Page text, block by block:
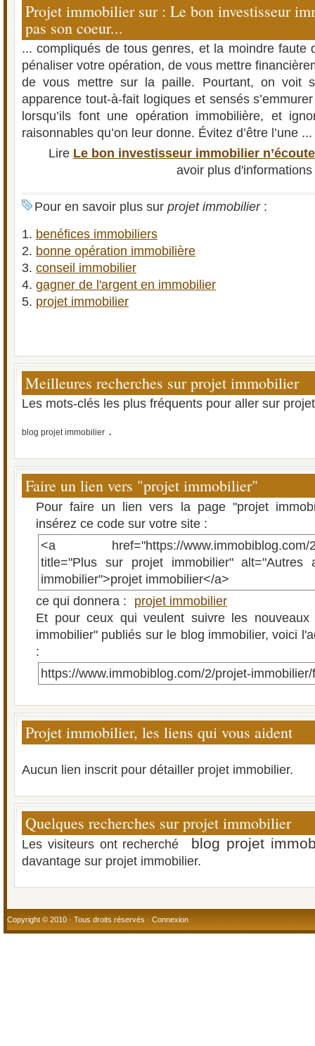
Projet immobilier sur : Le bon investisseur
pas son coeur...
... compliqués de tous genres, et la moindre faute
pénaliser votre opération, de vous mettre
de vous mettre sur la paille. Pourtant, on voit
apparence tout-à-fait logiques et sensés
lorsqu’ils font une opération immobilière, et
raisonnables qu’on leur donne. Évitez d’être l’une ...
Lire Le bon investisseur immobilier
avoir plus
Pour en savoir plus sur projet immobilier:
benéfices immobiliers
bonne opération immobilière
conseil immobilier
gagner de l'argent en immobilier
projet immobilier
Meilleures recherches sur projet immobilier
Les mots-clés les plus fréquents pour aller sur
blog projet immobilier .
Faire un lien vers "projet immobilier"
Pour faire un lien vers la page "projet
insérez ce code sur votre site :
<a href="https://www.immobiblog.com/2/
title="Plus sur projet immobilier" alt="Autres
immobilier">projet immobilier</a>
ce qui donnera :
projet immobilier
Et pour ceux qui veulent suivre les nouveaux
immobilier" publiés sur le blog immobilier, voici
:
https://www.immobiblog.com/2/projet-
Projet immobilier, les liens qui vous aident
Aucun lien inscrit pour détailler projet immobilier.
Quelques recherches sur projet immobilier
Les visiteurs ont recherché blog projet
davantage sur projet immobilier.
Copyright © 2010 · Tous droits réservés · Connexion